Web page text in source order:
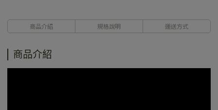
商品介紹 規格說明 運送方式
商品介紹